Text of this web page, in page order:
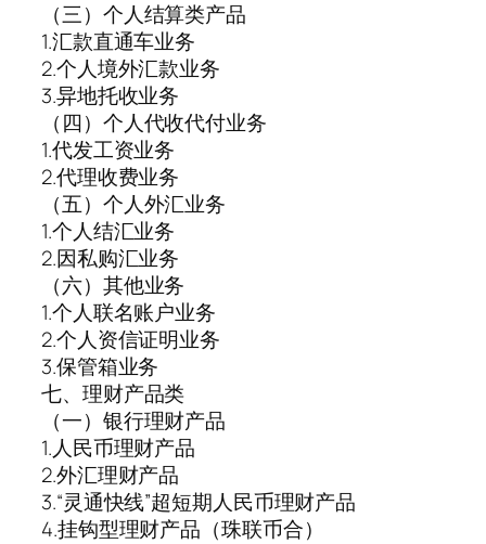
（三）个人结算类产品
1.汇款直通车业务
2.个人境外汇款业务
3.异地托收业务
（四）个人代收代付业务
1.代发工资业务
2.代理收费业务
（五）个人外汇业务
1.个人结汇业务
2.因私购汇业务
（六）其他业务
1.个人联名账户业务
2.个人资信证明业务
3.保管箱业务
七、理财产品类
（一）银行理财产品
1.人民币理财产品
2.外汇理财产品
3.“灵通快线”超短期人民币理财产品
4.挂钩型理财产品（珠联币合）